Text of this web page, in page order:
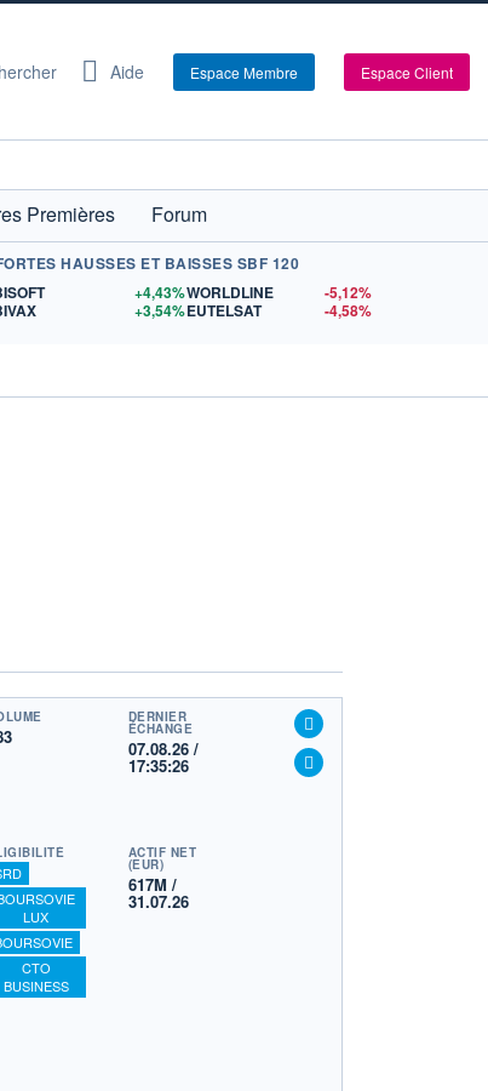
Aide Espace Membre Espace Client
Premières
Forum
HAUSSES ET BAISSES SBF 120
+4,43%
+3,54%
WORLDLINE
-5,12%
EUTELSAT
-4,58%
DERNIER
ÉCHANGE
07.08.26 /
17:35:26
LUX
CTO
BUSINESS
ACTIF NET
(EUR)
617M /
31.07.26